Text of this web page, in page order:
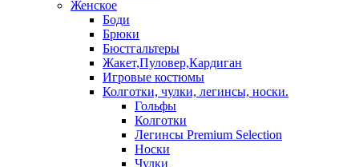
Женское
Боди
Брюки
Бюстгальтеры
Жакет,Пуловер,Кардиган
Игровые костюмы
Колготки, чулки, легинсы, носки.
Гольфы
Колготки
Легинсы Premium Selection
Носки
Чулки